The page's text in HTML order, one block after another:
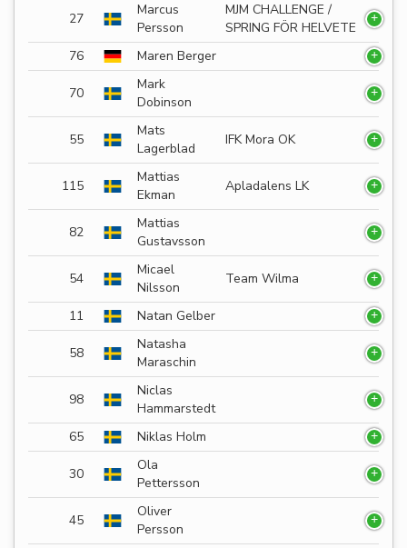
27
Marcus
Persson
MJM CHALLENGE /
SPRING FÖR HELVETE
76
Maren Berger
70
Mark
Dobinson
55
Mats
Lagerblad
IFK Mora OK
115
Mattias
Ekman
Apladalens LK
82
Mattias
Gustavsson
54
Micael
Nilsson
Team Wilma
11 Natan Gelber
58
Natasha
Maraschin
98
Niclas
Hammarstedt
65
Niklas Holm
30
Ola
Pettersson
45
Oliver
Persson